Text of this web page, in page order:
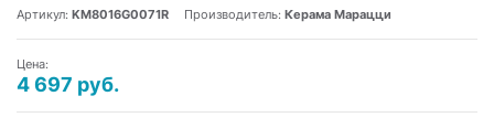
Артикул: KM8016G0071R Производитель: Керама Марацци
Цена:
4 697 руб.